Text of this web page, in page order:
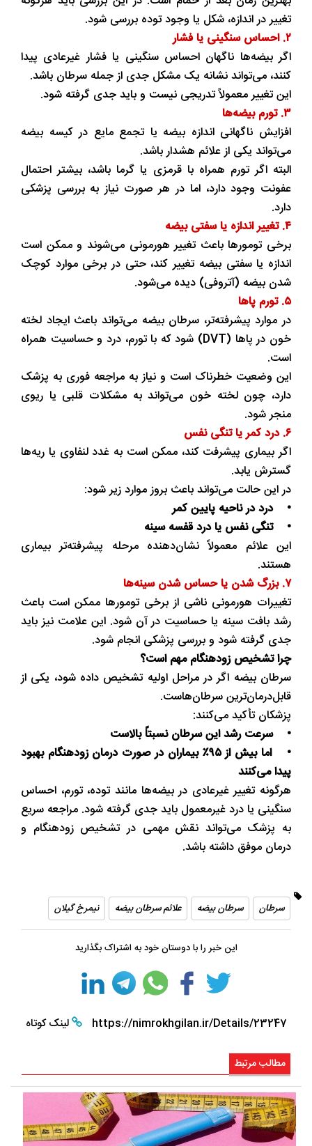
تغییر در اندازه، شکل یا وجود توده بررسی شود.
۲. احساس سنگینی یا فشار
اگر بیضه‌ها ناگهان احساس سنگینی یا فشار غیرعادی پیدا
کنند، می‌تواند نشانه یک مشکل جدی از جمله سرطان باشد.
این تغییر معمولاً تدریجی نیست و باید جدی گرفته شود.
۳. تورم بیضه‌ها
افزایش ناگهانی اندازه بیضه یا تجمع مایع در کیسه بیضه
می‌تواند یکی از علائم هشدار باشد.
البته اگر تورم همراه با قرمزی یا گرما باشد، بیشتر احتمال
عفونت وجود دارد، اما در هر صورت نیاز به بررسی پزشکی
دارد.
۴. تغییر اندازه یا سفتی بیضه
برخی تومورها باعث تغییر هورمونی می‌شوند و ممکن است
اندازه یا سفتی بیضه تغییر کند، حتی در برخی موارد کوچک
شدن بیضه (آتروفی) دیده می‌شود.
۵. تورم پاها
در موارد پیشرفته‌تر، سرطان بیضه می‌تواند باعث ایجاد لخته
خون در پاها (DVT) شود که با تورم، درد و حساسیت همراه
است.
این وضعیت خطرناک است و نیاز به مراجعه فوری به پزشک
دارد، چون لخته خون می‌تواند به مشکلات قلبی یا ریوی
منجر شود.
۶. درد کمر یا تنگی نفس
اگر بیماری پیشرفت کند، ممکن است به غدد لنفاوی یا ریه‌ها
گسترش یابد.
در این حالت می‌تواند باعث بروز موارد زیر شود:
• درد در ناحیه پایین کمر
• تنگی نفس یا درد قفسه سینه
این علائم معمولاً نشان‌دهنده مرحله پیشرفته‌تر بیماری
هستند.
۷. بزرگ شدن یا حساس شدن سینه‌ها
تغییرات هورمونی ناشی از برخی تومورها ممکن است باعث
رشد بافت سینه یا حساسیت در آن شود. این علامت نیز باید
جدی گرفته شود و بررسی پزشکی انجام شود.
چرا تشخیص زودهنگام مهم است؟
سرطان بیضه اگر در مراحل اولیه تشخیص داده شود، یکی از
قابل‌درمان‌ترین سرطان‌هاست.
پزشکان تأکید می‌کنند:
• سرعت رشد این سرطان نسبتاً بالاست
• اما بیش از ۹۵٪ بیماران در صورت درمان زودهنگام بهبود
پیدا می‌کنند
هرگونه تغییر غیرعادی در بیضه‌ها مانند توده، تورم، احساس
سنگینی یا درد غیرمعمول باید جدی گرفته شود. مراجعه سریع
به پزشک می‌تواند نقش مهمی در تشخیص زودهنگام و
درمان موفق داشته باشد.
سرطان سرطان بیضه علائم سرطان بیضه نیمرخ گیلان
این خبر را با دوستان خود به اشتراک بگذارید
https://nimrokhgilan.ir/Details/23247 لینک کوتاه
مطالب مرتبط